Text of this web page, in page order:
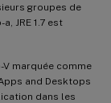
groupes de
JRE 1.7 est
marquée comme
and Desktops
dans les